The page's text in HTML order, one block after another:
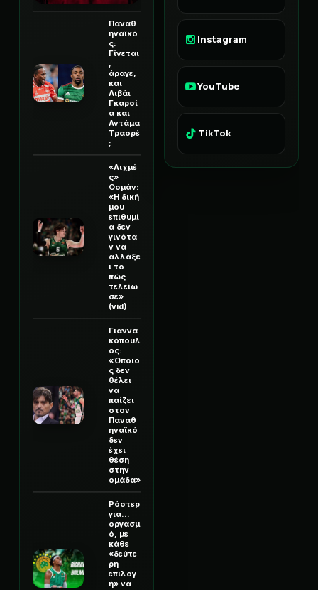
Παναθ
ηναϊκό
ς:
Γίνεται
άραγε,
και
Λιβάι
Γκαρσί
α και
Αντάμα
Τραορέ
;
«Αιχμέ
ς»
Οσμάν:
«Η δική
μου
επιθυμί
α δεν
γινότα
ν να
αλλάξε
ι το
πώς
τελείω
σε»
(vid)
Γιαννα
κόπουλ
ος:
«Όποιο
ς δεν
θέλει
να
παίζει
στον
Παναθ
ηναϊκό
δεν
έχει
θέση
στην
ομάδα»
Ρόστερ
για...
οργασμ
ό, με
κάθε
«δεύτε
ρη
επιλογ
ή» να
Instagram
YouTube
TikTok